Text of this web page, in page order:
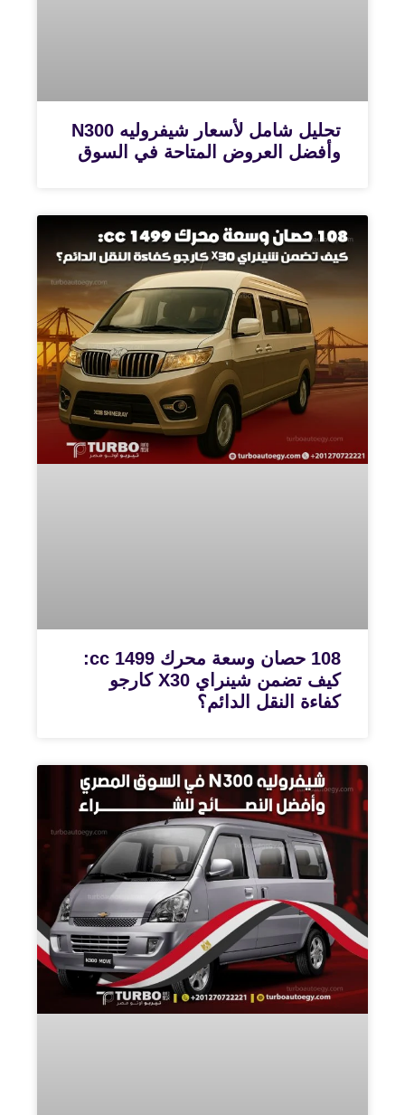
تحليل شامل لأسعار شيفروليه N300
وأفضل العروض المتاحة في السوق
108 حصان وسعة محرك 1499 cc:
كيف تضمن شينراي X30 كارجو
كفاءة النقل الدائم؟